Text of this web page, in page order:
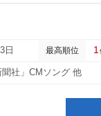
日 最高順位 1
聞社」CMソング 他